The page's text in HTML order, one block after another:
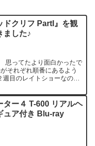
ドクリフ PartI』を観
ました♪
ってたより面白かったで
それぞれ順番にあるよう
週目のレイトショーなの
ター４ T-600 リアルヘ
ュア付き Blu-ray